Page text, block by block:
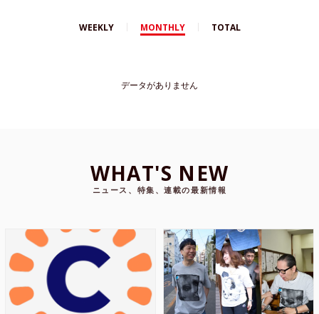
WEEKLY MONTHLY TOTAL
データがありません
WHAT'S NEW
ニュース、特集、連載の最新情報